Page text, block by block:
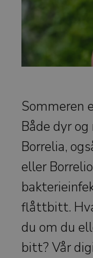
Sommeren
Både dyr
Borrelia,
eller
flåttbitt.
du om du
bitt? Vår